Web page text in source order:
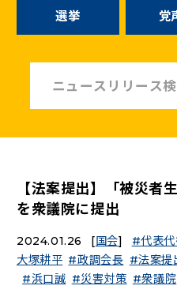
こくみん政治塾
お問い合わせ
ニュースリリース
こくみんうさぎの部屋
Go!Go!こくみんストア（
（新
選挙 党
【法案提出】「被災者
を衆議院に提出
2024.01.26 [国会] 代表
大塚耕平
政調会長 法案提
浜口誠
災害対策 衆議院